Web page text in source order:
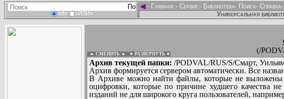
«И» «ИЛИ»
◄- Главная - Сервис- Библиотека- Поиск- Справка-
Универсальная
(/
◄ СМЕНИТЬ ► ▼ РАЗВЕРНУТЬ ▼
Архив текущей папки: /PODVAL/RUS/S/Смарт,
Архив формируется сервером автоматически. Все
В Архиве можно найти файлы, которые не выложены
оцифровки, которые по причине худшего качества
изданий не для широкого круга пользователей,